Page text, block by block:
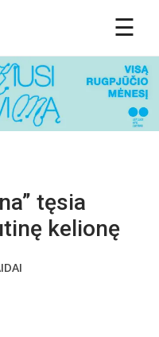
tęsia
kelionę